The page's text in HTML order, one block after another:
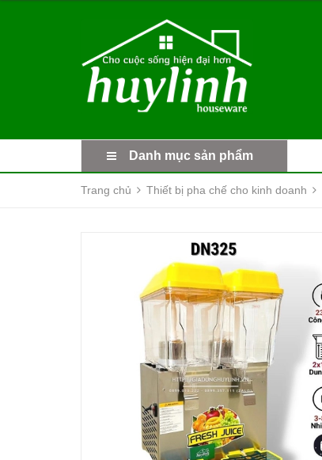
Danh mục sản phẩm
Trang chủ Thiết bị pha chế cho kinh doanh